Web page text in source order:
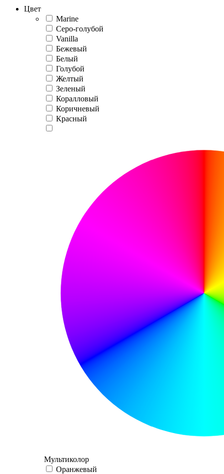
Цвет
Marine
Серо-голубой
Vanilla
Бежевый
Белый
Голубой
Желтый
Зеленый
Коралловый
Коричневый
Красный
Мультиколор
Оранжевый